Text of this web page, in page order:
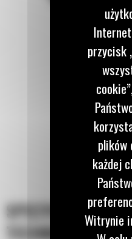
SPECYFIKACJA
TECHNICZNA
przycisk
plików
każdej
Witrynie